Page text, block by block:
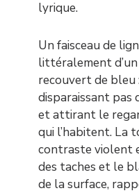
lyrique.
Un faisceau de
littéralement
recouvert de bleu
disparaissant pas
et attirant le
qui l’habitent. La
contraste violent
des taches et le
de la surface,